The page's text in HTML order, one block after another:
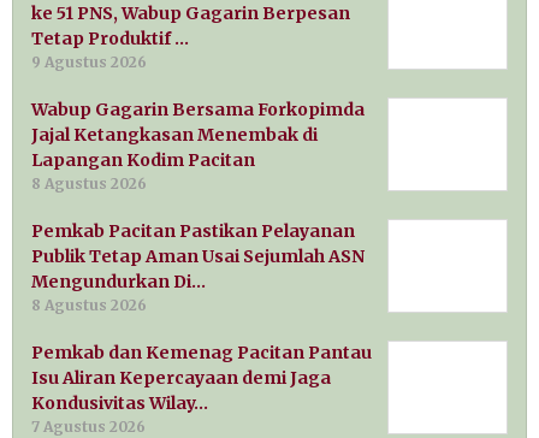
ke 51 PNS, Wabup Gagarin Berpesan
Tetap Produktif …
9 Agustus 2026
Wabup Gagarin Bersama Forkopimda
Jajal Ketangkasan Menembak di
Lapangan Kodim Pacitan
8 Agustus 2026
Pemkab Pacitan Pastikan Pelayanan
Publik Tetap Aman Usai Sejumlah ASN
Mengundurkan Di…
8 Agustus 2026
Pemkab dan Kemenag Pacitan Pantau
Isu Aliran Kepercayaan demi Jaga
Kondusivitas Wilay…
7 Agustus 2026